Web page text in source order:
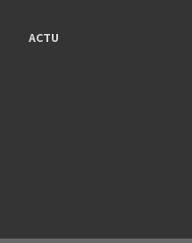
ACTU